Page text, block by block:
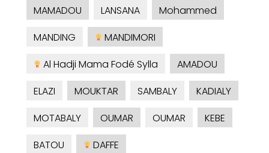
MAMADOU
LANSANA
Mohammed
MANDING
MANDIMORI
Al Hadji Mama Fodé Sylla
AMADOU
ELAZI
MOUKTAR SAMBALY
KADIALY
MOTABALY
OUMAR OUMAR
KEBE
BATOU
DAFFE